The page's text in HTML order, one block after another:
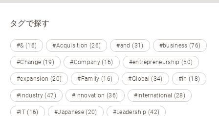
タグで探す
#& (16) #Acquisition (26) #and (31) #business (76)
#Change (19) #Company (16) #entrepreneurship (50)
#expansion (20) #Family (16) #Global (34) #in (18)
#industry (47) #innovation (36) #international (28)
#IT (16) #Japanese (20) #Leadership (42)